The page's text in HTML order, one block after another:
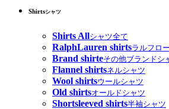
Shirtsシャツ
Shirts Allシャツ全て
RalphLauren shirtsラルフロ
Brand shirteその他ブランドシ
Flannel shirtsネルシャツ
Wool shirtsウールシャツ
Old shirtsオールドシャツ
Shortsleeved shirts半袖シャツ